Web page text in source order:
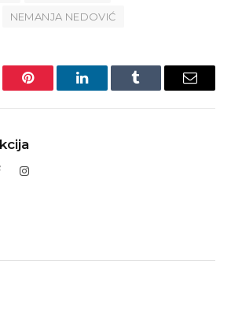
NEMANJA NEDOVIĆ
Pinterest LinkedInTumblr Email
FacebookInstagram